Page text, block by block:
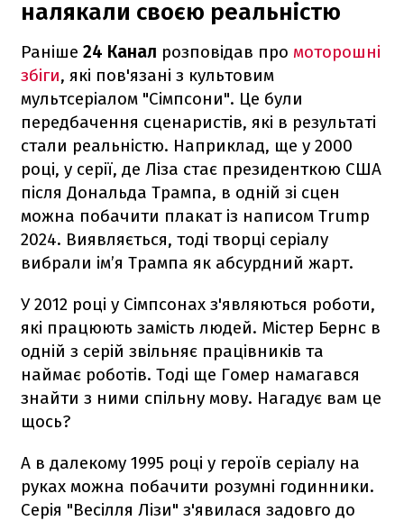
налякали своєю реальністю
Раніше 24 Канал розповідав про моторошні
збіги, які пов'язані з культовим
мультсеріалом "Сімпсони". Це були
передбачення сценаристів, які в результаті
стали реальністю. Наприклад, ще у 2000
році, у серії, де Ліза стає президенткою США
після Дональда Трампа, в одній зі сцен
можна побачити плакат із написом Trump
2024. Виявляється, тоді творці серіалу
вибрали ім’я Трампа як абсурдний жарт.
У 2012 році у Сімпсонах з'являються роботи,
які працюють замість людей. Містер Бернс в
одній з серій звільняє працівників та
наймає роботів. Тоді ще Гомер намагався
знайти з ними спільну мову. Нагадує вам це
щось?
А в далекому 1995 році у героїв серіалу на
руках можна побачити розумні годинники.
Серія "Весілля Лізи" з'явилася задовго до